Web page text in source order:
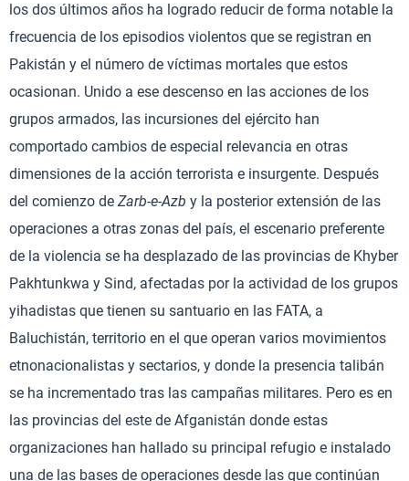
los dos últimos años ha logrado reducir de forma notable la
frecuencia de los episodios violentos que se registran en
Pakistán y el número de víctimas mortales que estos
ocasionan. Unido a ese descenso en las acciones de los
grupos armados, las incursiones del ejército han
comportado cambios de especial relevancia en otras
dimensiones de la acción terrorista e insurgente. Después
del comienzo de Zarb-e-Azb y la posterior extensión de las
operaciones a otras zonas del país, el escenario preferente
de la violencia se ha desplazado de las provincias de Khyber
Pakhtunkwa y Sind, afectadas por la actividad de los grupos
yihadistas que tienen su santuario en las FATA, a
Baluchistán, territorio en el que operan varios movimientos
etnonacionalistas y sectarios, y donde la presencia talibán
se ha incrementado tras las campañas militares. Pero es en
las provincias del este de Afganistán donde estas
organizaciones han hallado su principal refugio e instalado
una de las bases de operaciones desde las que continúan